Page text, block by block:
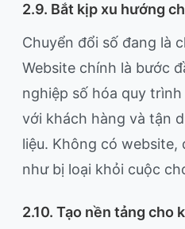
2.9. Bắt kịp xu hướng
Chuyển đổi số đang là
Website chính là bước
nghiệp số hóa quy
với khách hàng và tận
liệu. Không có website,
như bị loại khỏi cuộc
2.10. Tạo nền tảng cho